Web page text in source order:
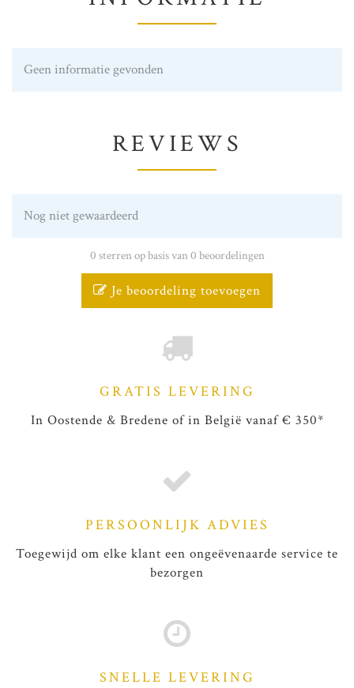
Geen informatie gevonden
REVIEWS
Nog niet gewaardeerd
0 sterren op basis van 0 beoordelingen
Je beoordeling toevoegen
GRATIS LEVERING
In Oostende & Bredene of in België vanaf € 350*
PERSOONLIJK ADVIES
Toegewijd om elke klant een ongeëvenaarde service te
bezorgen
SNELLE LEVERING